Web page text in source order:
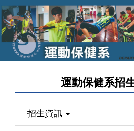
跳
到
要
內
運動保健系招
招生資訊